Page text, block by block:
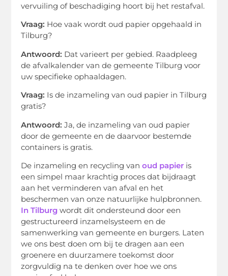
vervuiling of beschadiging hoort bij het restafval.
Vraag: Hoe vaak wordt oud papier opgehaald in
Tilburg?
Antwoord: Dat varieert per gebied. Raadpleeg
de afvalkalender van de gemeente Tilburg voor
uw specifieke ophaaldagen.
Vraag: Is de inzameling van oud papier in Tilburg
gratis?
Antwoord: Ja, de inzameling van oud papier
door de gemeente en de daarvoor bestemde
containers is gratis.
De inzameling en recycling vanoud papier is
een simpel maar krachtig proces dat bijdraagt
aan het verminderen van afval en het
beschermen van onze natuurlijke hulpbronnen.
In Tilburg wordt dit ondersteund door een
gestructureerd inzamelsysteem en de
samenwerking van gemeente en burgers. Laten
we ons best doen om bij te dragen aan een
groenere en duurzamere toekomst door
zorgvuldig na te denken over hoe we ons